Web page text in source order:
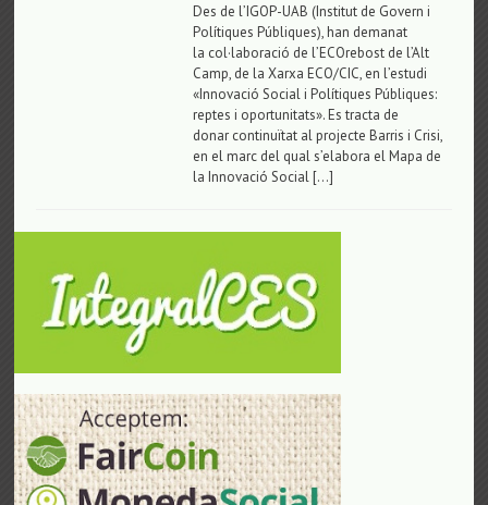
Des de l’IGOP-UAB (Institut de Govern i
Polítiques Públiques), han demanat
la col·laboració de l’ECOrebost de l’Alt
Camp, de la Xarxa ECO/CIC, en l’estudi
«Innovació Social i Polítiques Públiques:
reptes i oportunitats». Es tracta de
donar continuïtat al projecte Barris i Crisi,
en el marc del qual s’elabora el Mapa de
la Innovació Social […]